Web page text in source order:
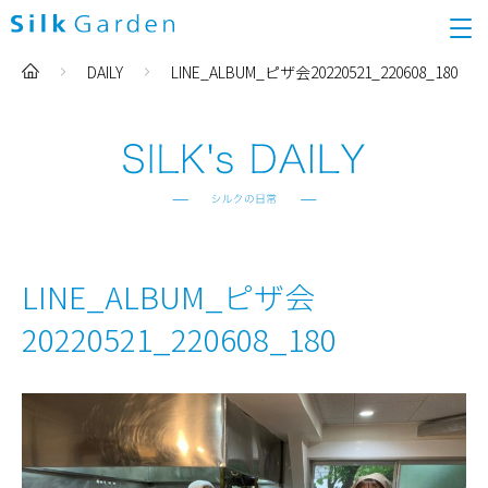
DAILY LINE_ALBUM_ピザ会20220521_220608_180
LINE_ALBUM_ピザ会
20220521_220608_180